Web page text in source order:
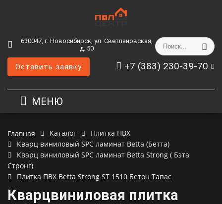
630047, г. Новосибирск, ул. Светлановская,
д. 50
+7 (383) 230-39-70
Оставить заявку
МЕНЮ
Главная Каталог
Плитка ПВХ
Кварц виниловый SPC ламинат Betta (Бетта)
Кварц виниловый SPC ламинат Betta Strong ( Бэта
Стронг)
Плитка ПВХ Betta Strong ST 1510 Бетон Тапас
Кварцвиниловая плитка